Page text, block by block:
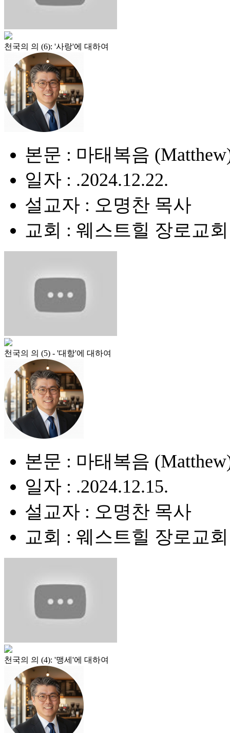
천국의 의 (6): '사랑'에 대하여
본문 : 마태복음
일자 : .2024.12.22.
설교자 : 오명찬 목사
교회 : 웨스트힐 장로교회
천국의 의 (5) - '대항'에 대하여
본문 : 마태복음
일자 : .2024.12.15.
설교자 : 오명찬 목사
교회 : 웨스트힐 장로교회
천국의 의 (4): '맹세'에 대하여